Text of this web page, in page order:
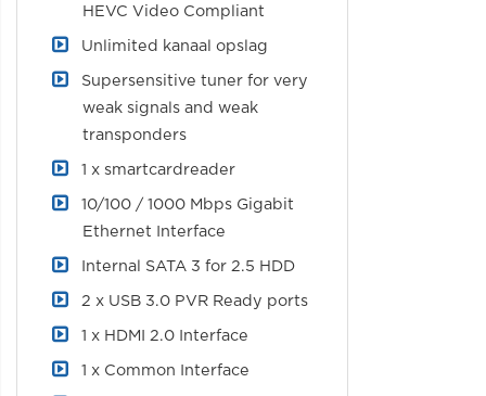
HEVC Video Compliant
Unlimited kanaal opslag
Supersensitive tuner for very
weak signals and weak
transponders
1 x smartcardreader
10/100 / 1000 Mbps Gigabit
Ethernet Interface
Internal SATA 3 for 2.5 HDD
2 x USB 3.0 PVR Ready ports
1 x HDMI 2.0 Interface
1 x Common Interface